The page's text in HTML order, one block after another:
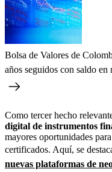
Bolsa de Valores de
años seguidos con saldo en
Como tercer hecho
digital de instrumentos
mayores oportunidades
certificados. Aquí, se
nuevas plataformas de